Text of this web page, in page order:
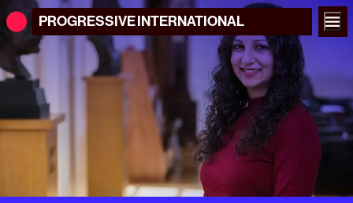
PROGRESSIVEINTERNATIONAL